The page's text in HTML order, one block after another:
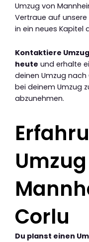
Umzug von
Vertraue auf
in ein neues Kapitel
Kontaktiere
heute und erhalte
deinen Umzug
bei deinem Umzug
abzunehmen.
Corlu
Du planst einen